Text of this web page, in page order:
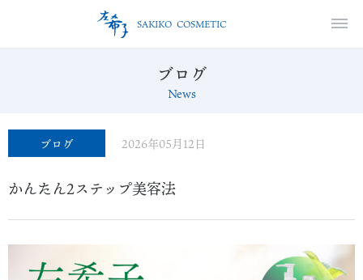
SAKIKO COSMETIC 
ブログ
News
ブログ 2026年05月12日
かんたん2ステップ美容法